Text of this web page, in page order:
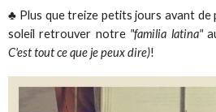
♣ Plus que treize petits jours avant de
soleil retrouver notre "familia latina"
C'est tout ce que je peux dire)!